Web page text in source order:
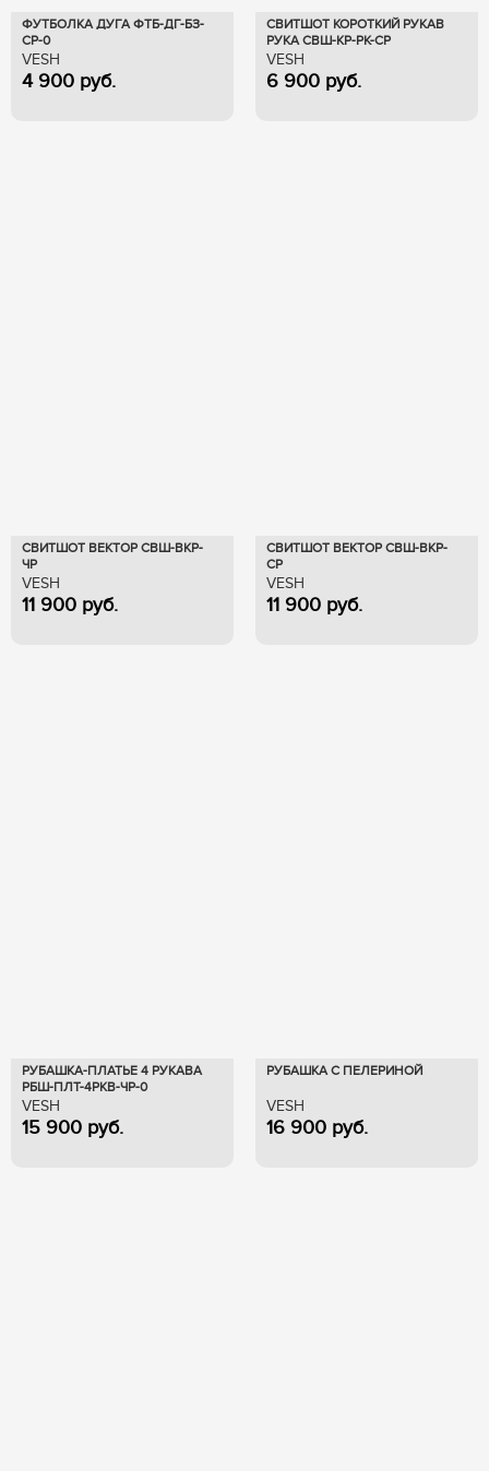
ФУТБОЛКА ДУГА ФТБ-ДГ-БЗ-
СР-0
VESH
4 900 руб.
СВИТШОТ КОРОТКИЙ РУКАВ
РУКА СВШ-КР-РК-СР
VESH
6 900 руб.
СВИТШОТ ВЕКТОР СВШ-ВКР-
ЧР
VESH
11 900 руб.
СВИТШОТ ВЕКТОР СВШ-ВКР-
СР
VESH
11 900 руб.
РУБАШКА-ПЛАТЬЕ 4 РУКАВА
РБШ-ПЛТ-4РКВ-ЧР-0
VESH
15 900 руб.
РУБАШКА С ПЕЛЕРИНОЙ
VESH
16 900 руб.